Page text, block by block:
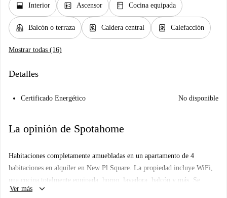
window_open Interior elevator Ascensor kitchen Cocina equipada
balcony Balcón o terraza water_heater Caldera central water_heater Calefacción
Mostrar todas (16)
Detalles
Certificado Energético No disponible
La opinión de Spotahome
Habitaciones completamente amuebladas en un apartamento de 4
habitaciones en alquiler en New Pl Square. La propiedad incluye WiFi,
una cocina totalmente equipada, horno, lavadora, balcón y más. Se
encuentra junto a la estación de metro Bermondsey y a pocos pasos del
Ver más keyboard_arrow_down